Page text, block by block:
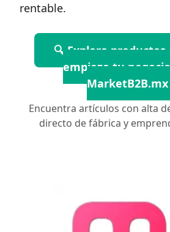
rentable.
🔍 Explora
empieza tu
MarketB2B.mx
Encuentra artículos con alta
directo de fábrica y